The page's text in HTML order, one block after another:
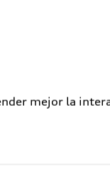
mejor la